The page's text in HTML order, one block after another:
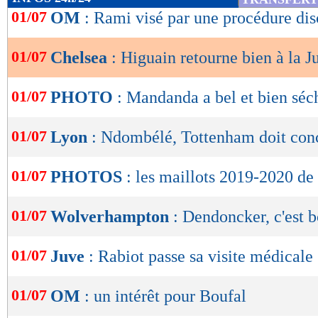
de
OK
01/07 OM : Rami visé par une procédure
01/07 Chelsea : Higuain retourne bien à la
01/07 PHOTO : Mandanda a bel et bien
01/07 Lyon : Ndombélé, Tottenham doit
01/07 PHOTOS : les maillots 2019-2020
01/07 Wolverhampton : Dendoncker, c'est
01/07 Juve : Rabiot passe sa visite médicale
01/07 OM : un intérêt pour Boufal